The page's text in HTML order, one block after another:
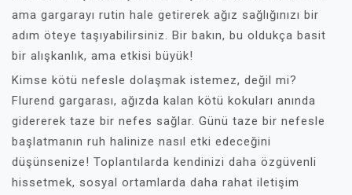
ama gargarayı rutin hale getirerek ağız sağlığınızı bir
adım öteye taşıyabilirsiniz. Bir bakın, bu oldukça basit
bir alışkanlık, ama etkisi büyük!
Kimse kötü nefesle dolaşmak istemez, değil mi?
Flurend gargarası, ağızda kalan kötü kokuları anında
gidererek taze bir nefes sağlar. Günü taze bir nefesle
başlatmanın ruh halinize nasıl etki edeceğini
düşünsenize! Toplantılarda kendinizi daha özgüvenli
hissetmek, sosyal ortamlarda daha rahat iletişim